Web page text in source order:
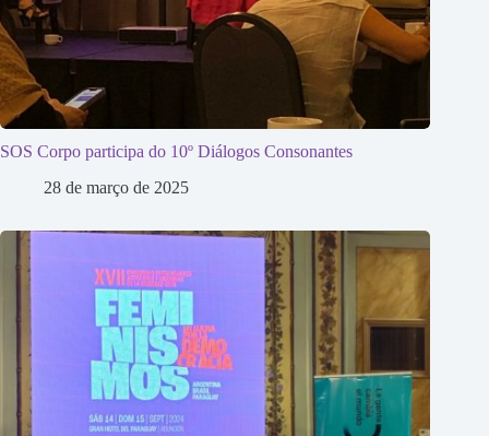
SOS Corpo participa do 10º Diálogos Consonantes
28 de março de 2025